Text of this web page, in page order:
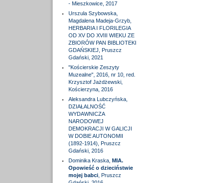
- Mieszkowice, 2017
Urszula Szybowska,
Magdalena Madeja-Grzyb,
HERBARIA I FLORILEGIA
OD XV DO XVIII WIEKU ZE
ZBIORÓW PAN BIBLIOTEKI
GDAŃSKIEJ, Pruszcz
Gdański, 2021
"Kościerskie Zeszyty
Muzealne", 2016, nr 10, red.
Krzysztof Jażdżewski,
Kościerzyna, 2016
Aleksandra Lubczyńska,
DZIAŁALNOŚĆ
WYDAWNICZA
NARODOWEJ
DEMOKRACJI W GALICJI
W DOBIE AUTONOMII
(1892-1914), Pruszcz
Gdański, 2016
Dominika Kraska, MIA.
Opowieść o dzieciństwie
mojej babci, Pruszcz